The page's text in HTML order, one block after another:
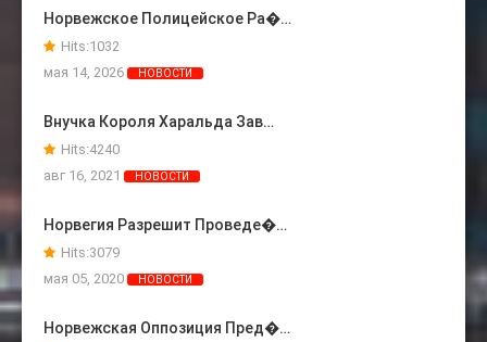
Норвежское Полицейское Ра�…
Hits:1032
мая 14, 2026
НОВОСТИ
Внучка Короля Харальда Зав…
Hits:4240
авг 16, 2021
НОВОСТИ
Норвегия Разрешит Проведе�…
Hits:3079
мая 05, 2020
НОВОСТИ
Норвежская Оппозиция Пред�…